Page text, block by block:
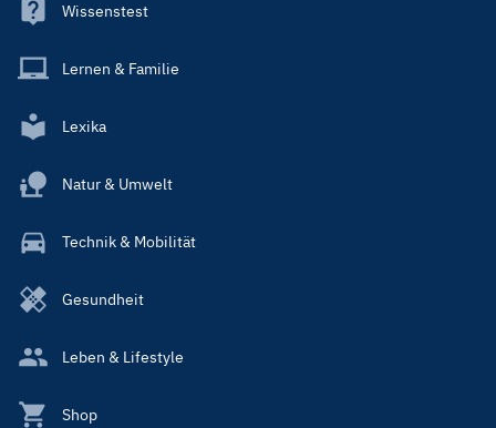
Wissenstest
Lernen & Familie
Lexika
Natur & Umwelt
Technik & Mobilität
Gesundheit
Leben & Lifestyle
Shop